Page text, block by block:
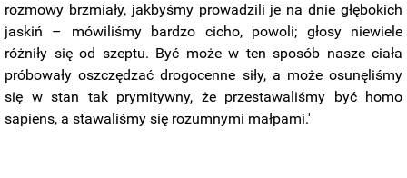
rozmowy brzmiały, jakbyśmy prowadzili je na dnie głębokich
jaskiń – mówiliśmy bardzo cicho, powoli; głosy niewiele
różniły się od szeptu. Być może w ten sposób nasze ciała
próbowały oszczędzać drogocenne siły, a może osunęliśmy
się w stan tak prymitywny, że przestawaliśmy być homo
sapiens, a stawaliśmy się rozumnymi małpami.'